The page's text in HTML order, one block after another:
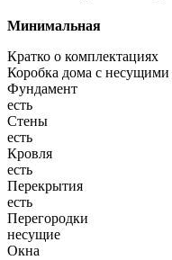
Минимальная
Кратко о комплектациях
Коробка дома с несущими
Фундамент
есть
Стены
есть
Кровля
есть
Перекрытия
есть
Перегородки
несущие
Окна